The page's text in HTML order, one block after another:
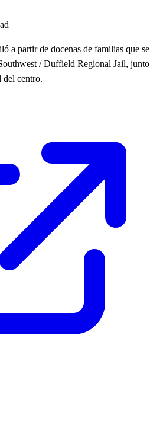
a partir de docenas de familias que se
/ Duffield Regional Jail, junto
del centro.